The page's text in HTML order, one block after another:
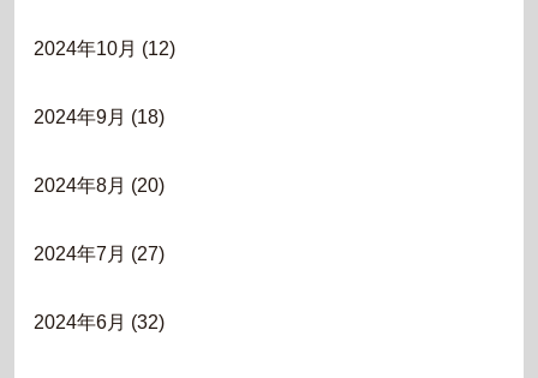
2024年10月 (12)
2024年9月 (18)
2024年8月 (20)
2024年7月 (27)
2024年6月 (32)